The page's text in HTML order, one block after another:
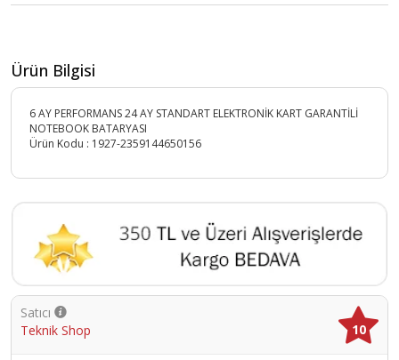
Ürün Bilgisi
6 AY PERFORMANS 24 AY STANDART ELEKTRONİK KART GARANTİLİ
NOTEBOOK BATARYASI
Ürün Kodu : 1927-2359144650156
Satıcı
Teknik Shop
10